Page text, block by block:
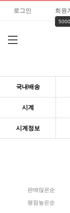
로그인 회원
국내배송
시계
시계정보
판매많은순
평점높은순